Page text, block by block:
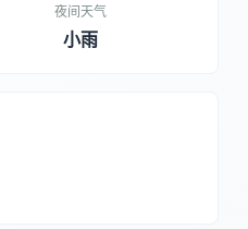
夜间天气
小雨